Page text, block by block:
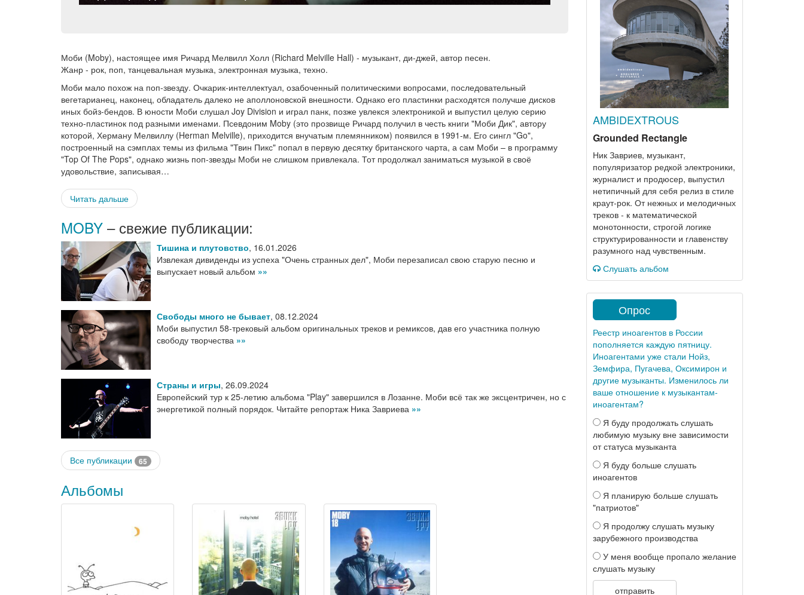
Моби (Moby), настоящее имя Ричард Мелвилл Холл (Richard Melville Hall) - музыкант, ди-джей, автор песен.
Жанр - рок, поп, танцевальная музыка, электронная музыка, техно.
Моби мало похож на поп-звезду. Очкарик-интеллектуал, озабоченный политическими вопросами, последовательный
вегетарианец, наконец, обладатель далеко не аполлоновской внешности. Однако его пластинки расходятся получше дисков
иных бойз-бендов. В юности Моби слушал Joy Division и играл панк, позже увлекся электроникой и выпустил целую серию
техно-пластинок под разными именами. Псевдоним Moby (это прозвище Ричард получил в честь книги "Моби Дик", автору
которой, Херману Мелвиллу (Herman Melville), приходится внучатым племянником) появился в 1991-м. Его сингл "Go",
построенный на сэмплах темы из фильма "Твин Пикс" попал в первую десятку британского чарта, а сам Моби – в программу
"Top Of The Pops", однако жизнь поп-звезды Моби не слишком привлекала. Тот продолжал заниматься музыкой в своё
удовольствие, записывая…
Читать дальше
MOBY – свежие публикации:
Тишина и плутовство, 16.01.2026
Извлекая дивиденды из успеха "Очень странных дел", Моби перезаписал свою старую песню и
выпускает новый альбом »»
Свободы много не бывает, 08.12.2024
Моби выпустил 58-трековый альбом оригинальных треков и ремиксов, дав его участника полную
свободу творчества »»
Страны и игры, 26.09.2024
Европейский тур к 25-летию альбома "Play" завершился в Лозанне. Моби всё так же эксцентричен, но с
энергетикой полный порядок. Читайте репортаж Ника Завриева »»
Все публикации 65
Альбомы
AMBIDEXTROUS
Grounded Rectangle
Ник Завриев, музыкант,
популяризатор редкой электроники,
журналист и продюсер, выпустил
нетипичный для себя релиз в стиле
краут-рок. От нежных и мелодичных
треков - к математической
монотонности, строгой логике
структурированности и главенству
разумного над чувственным.
Слушать альбом
Опрос
Реестр иноагентов в России
пополняется каждую пятницу.
Иноагентами уже стали Нойз,
Земфира, Пугачева, Оксимирон и
другие музыканты. Изменилось ли
ваше отношение к музыкантам-
иноагентам?
Я буду продолжать слушать
любимую музыку вне зависимости
от статуса музыканта
Я буду больше слушать
иноагентов
Я планирую больше слушать
"патриотов"
Я продолжу слушать музыку
зарубежного производства
У меня вообще пропало желание
слушать музыку
отправить